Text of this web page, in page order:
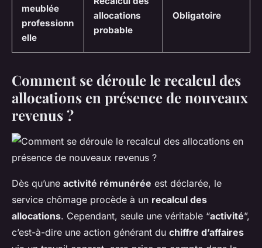
meublée
professionn
elle
allocations
probable
Obligatoire
Comment se déroule le recalcul des
allocations en présence de nouveaux
revenus ?
Dès qu’une activité rémunérée est déclarée, le
service chômage procède à un recalcul des
allocations. Cependant, seule une véritable “activité”,
c’est-à-dire une action générant du chiffre d’affaires